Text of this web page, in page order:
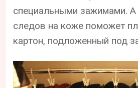
специальными зажимами. А
следов на коже поможет
картон, подложенный под